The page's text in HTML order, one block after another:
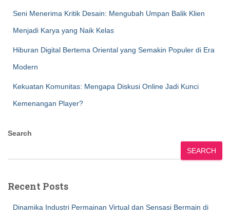
Seni Menerima Kritik Desain: Mengubah Umpan Balik Klien
Menjadi Karya yang Naik Kelas
Hiburan Digital Bertema Oriental yang Semakin Populer di Era
Modern
Kekuatan Komunitas: Mengapa Diskusi Online Jadi Kunci
Kemenangan Player?
Search
SEARCH
Recent Posts
Dinamika Industri Permainan Virtual dan Sensasi Bermain di